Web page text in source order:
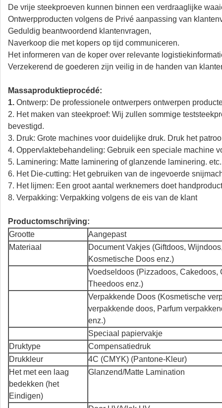
De vrije steekproeven kunnen binnen een verdraaglijke
Ontwerpproducten volgens de Privé aanpassing van
Geduldig beantwoordend klantenvragen,
Naverkoop die met kopers op tijd communiceren.
Het informeren van de koper over relevante
Verzekerend de goederen zijn veilig in de handen van
Massaproduktieprocédé:
1. Ontwerp: De professionele ontwerpers ontwerpen
2. Het maken van steekproef: Wij zullen sommige
bevestigd.
3. Druk: Grote machines voor duidelijke druk. Druk het
4. Oppervlaktebehandeling: Gebruik een speciale machine
5. Laminering: Matte laminering of glanzende laminering. etc.
6. Het Die-cutting: Het gebruiken van de ingevoerde
7. Het lijmen: Een groot aantal werknemers doet
8. Verpakking: Verpakking volgens de eis van de klant
Productomschrijving:
Grootte
Aangepast
Materiaal
Document Vakjes (Giftdoos,
Kosmetische Doos enz.)
Voedseldoos (Pizzadoos, Cakedoos,
Theedoos enz.)
Verpakkende Doos (Kosmetische
verpakkende doos, Parfum
enz.)
Speciaal papiervakje
Druktype
Compensatiedruk
Drukkleur
4C (CMYK) (Pantone-Kleur)
Het met een laag
bedekken (het
Eindigen)
Glanzend/Matte Lamination